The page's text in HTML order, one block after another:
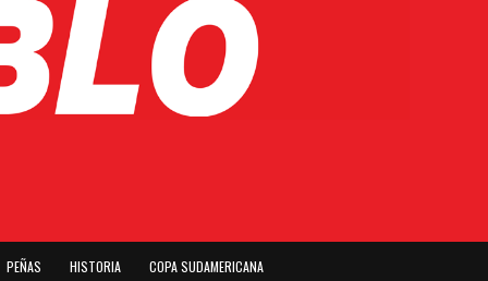
PEÑAS HISTORIA COPA SUDAMERICANA